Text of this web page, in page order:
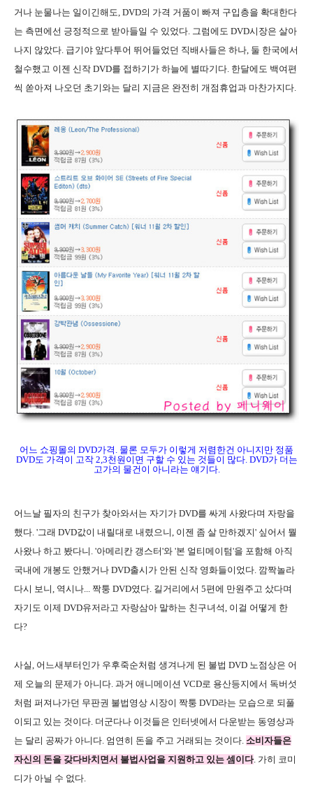
거나 눈물나는 일이긴해도, DVD의 가격 거품이 빠져 구입층을 확대한다
는 측면에선 긍정적으로 받아들일 수 있었다. 그럼에도 DVD시장은 살아
나지 않았다. 급기야 앞다투어 뛰어들었던 직배사들은 하나, 둘 한국에서
철수했고 이젠 신작 DVD를 접하기가 하늘에 별따기다. 한달에도 백여편
씩 쏟아져 나오던 초기와는 달리 지금은 완전히 개점휴업과 마찬가지다.
어느 쇼핑몰의 DVD가격. 물론 모두가 이렇게 저렴한건 아니지만 정품
DVD도 가격이 고작 2,3천원이면 구할 수 있는 것들이 많다. DVD가 더는
고가의 물건이 아니라는 얘기다.
어느날 필자의 친구가 찾아와서는 자기가 DVD를 싸게 사왔다며 자랑을
했다. '그래 DVD값이 내릴대로 내렸으니, 이젠 좀 살 만하겠지' 싶어서 뭘
사왔나 하고 봤다니. '아메리칸 갱스터'와 '본 얼티메이텀'을 포함해 아직
국내에 개봉도 안했거나 DVD출시가 안된 신작 영화들이었다. 깜짝놀라
다시 보니, 역시나... 짝퉁 DVD였다. 길거리에서 5편에 만원주고 샀다며
자기도 이제 DVD유저라고 자랑삼아 말하는 친구녀석, 이걸 어떻게 한
다?
사실, 어느새부터인가 우후죽순처럼 생겨나게 된 불법 DVD 노점상은 어
제 오늘의 문제가 아니다. 과거 애니메이션 VCD로 용산등지에서 독버섯
처럼 퍼져나가던 무판권 불법영상 시장이 짝퉁 DVD라는 모습으로 되풀
이되고 있는 것이다. 더군다나 이것들은 인터넷에서 다운받는 동영상과
는 달리 공짜가 아니다. 엄연히 돈을 주고 거래되는 것이다. 소비자들은
자신의 돈을 갖다바치면서 불법사업을 지원하고 있는 셈이다. 가히 코미
디가 아닐 수 없다.